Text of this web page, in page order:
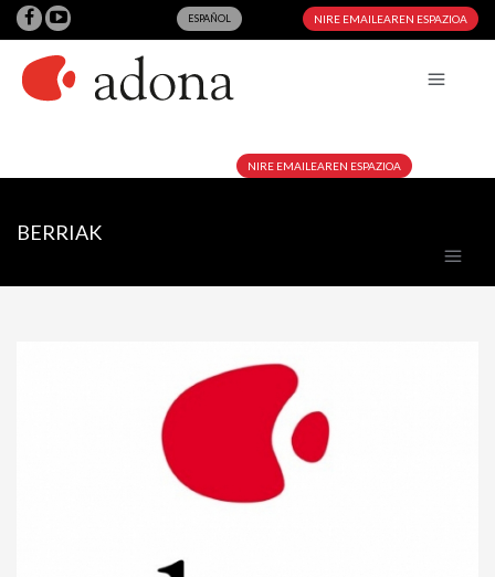
ESPAÑOL NIRE EMAILEAREN ESPAZIOA
NIRE EMAILEAREN ESPAZIOA
BERRIAK